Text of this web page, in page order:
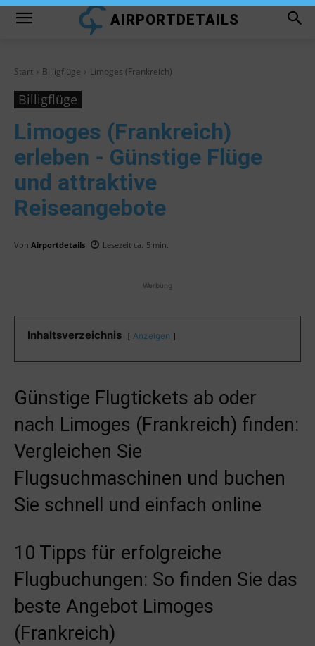
AIRPORTDETAILS
Start Billigflüge Limoges (Frankreich)
Billigflüge
Limoges (Frankreich)
erleben - Günstige Flüge
und attraktive
Reiseangebote
Von Airportdetails Lesezeit ca. 5 min.
Werbung
Inhaltsverzeichnis Anzeigen
Günstige Flugtickets ab oder
nach Limoges (Frankreich) finden:
Vergleichen Sie
Flugsuchmaschinen und buchen
Sie schnell und einfach online
10 Tipps für erfolgreiche
Flugbuchungen: So finden Sie das
beste Angebot Limoges
(Frankreich)